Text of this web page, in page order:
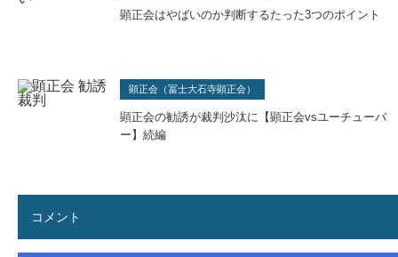
顕正会はやばいのか判断するたった3つのポイント
顕正会（冨士大石寺顕正会）
顕正会の勧誘が裁判沙汰に【顕正会vsユーチューバ
ー】続編
コメント